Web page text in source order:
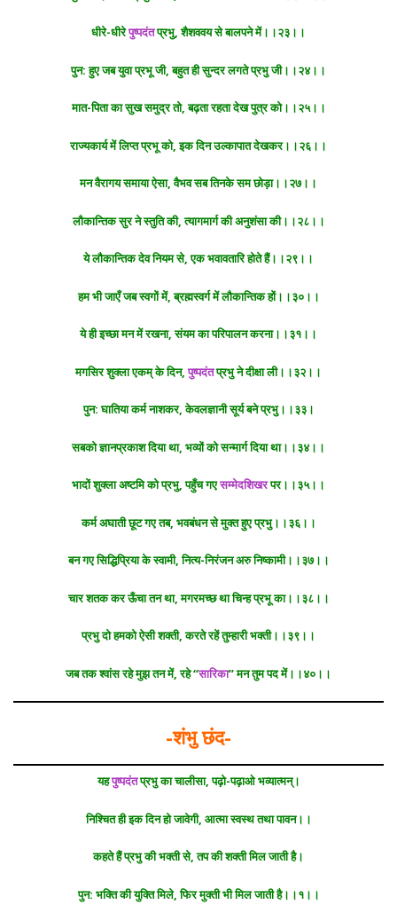
धीरे-धीरेपुष्पदंतप्रभु, शैशववय से बालपने में।।२३।।
पुन: हुए जब युवा प्रभू जी, बहुत ही सुन्दर लगते प्रभु जी।।२४।।
मात-पिता का सुख समुद्र तो, बढ़ता रहता देख पुत्र को।।२५।।
राज्यकार्य में लिप्त प्रभू को, इक दिन उल्कापात देखकर।।२६।।
मन वैरागय समाया ऐसा, वैभव सब तिनके सम छोड़ा।।२७।।
लौकान्तिक सुर ने स्तुति की, त्यागमार्ग की अनुशंसा की।।२८।।
ये लौकान्तिक देव नियम से, एक भवावतारि होते हैं।।२९।।
हम भी जाएँ जब स्वगों में, ब्रह्मस्वर्ग में लौकान्तिक हों।।३०।।
ये ही इच्छा मन में रखना, संयम का परिपालन करना।।३१।।
मगसिर शुक्ला एकम् के दिन,पुष्पदंतप्रभु ने दीक्षा ली।।३२।।
पुन: घातिया कर्म नाशकर, केवलज्ञानी सूर्य बने प्रभु।।३३।
सबको ज्ञानप्रकाश दिया था, भव्यों को सन्मार्ग दिया था।।३४।।
भादों शुक्ला अष्टमि को प्रभु, पहुँच गएसम्मेदशिखरपर।।३५।।
कर्म अघाती छूट गए तब, भवबंधन से मुक्त हुए प्रभु।।३६।।
बन गए सिद्धिप्रिया के स्वामी, नित्य-निरंजन अरु निष्कामी।।३७।।
चार शतक कर ऊँचा तन था, मगरमच्छ था चिन्ह प्रभू का।।३८।।
प्रभु दो हमको ऐसी शक्ती, करते रहें तुम्हारी भक्ती।।३९।।
जब तक श्वांस रहे मुझ तन में, रहे ‘‘सारिका’’ मन तुम पद में।।४०।।
-शंभु छंद-
यहपुष्पदंतप्रभु का चालीसा, पढ़ो-पढ़ाओ भव्यात्मन्।
निश्चित ही इक दिन हो जावेगी, आत्मा स्वस्थ तथा पावन।।
कहते हैं प्रभु की भक्ती से, तप की शक्ती मिल जाती है।
पुन: भक्ति की युक्ति मिले, फिर मुक्ती भी मिल जाती है।।१।।